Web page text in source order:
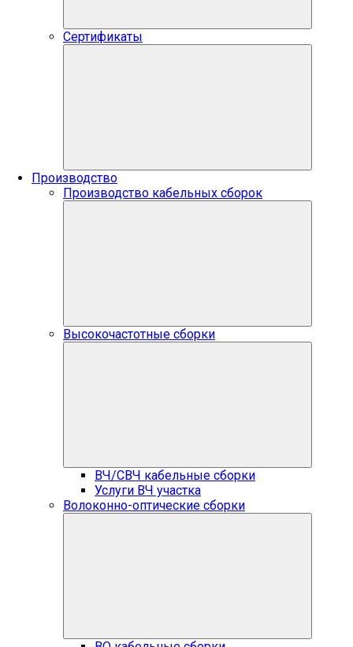
Сертификаты
Производство
Производство кабельных сборок
Высокочастотные сборки
ВЧ/СВЧ кабельные сборки
Услуги ВЧ участка
Волоконно-оптические сборки